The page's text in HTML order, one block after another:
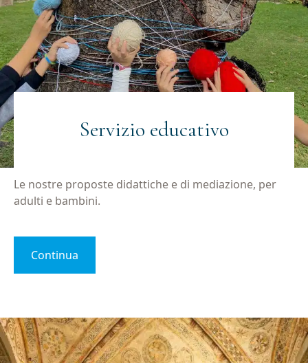
Servizio educativo
Le nostre proposte didattiche e di mediazione, per
adulti e bambini.
Continua